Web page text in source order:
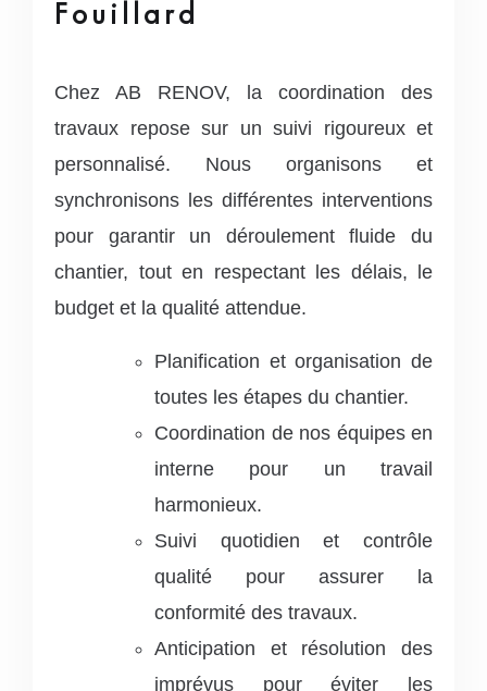
Fouillard
Chez AB RENOV, la coordination des
travaux repose sur un suivi rigoureux et
personnalisé. Nous organisons et
synchronisons les différentes interventions
pour garantir un déroulement fluide du
chantier, tout en respectant les délais, le
budget et la qualité attendue.
Planification et organisation de
toutes les étapes du chantier.
Coordination de nos équipes en
interne pour un travail
harmonieux.
Suivi quotidien et contrôle
qualité pour assurer la
conformité des travaux.
Anticipation et résolution des
imprévus pour éviter les